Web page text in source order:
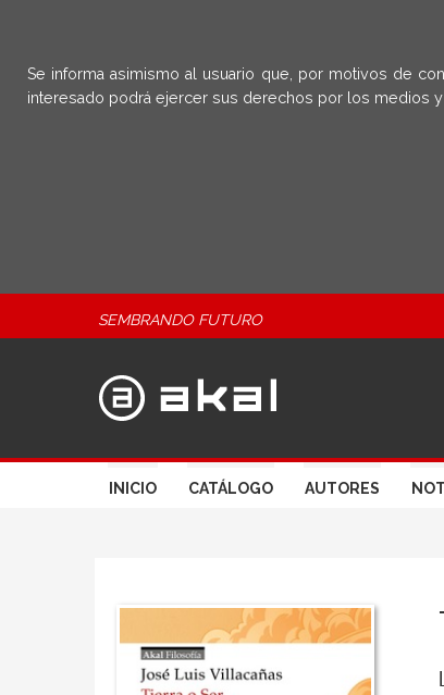
Se informa asimismo al usuario que, por motivos de
interesado podrá ejercer sus derechos por los medios y
SEMBRANDO FUTURO
INICIO CATÁLOGO AUTORES